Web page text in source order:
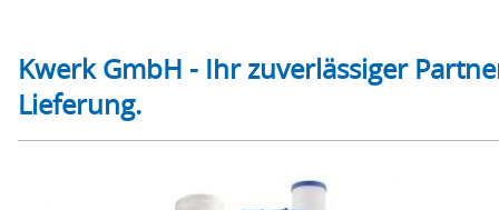
Kwerk GmbH - Ihr zuverlässiger
Lieferung.